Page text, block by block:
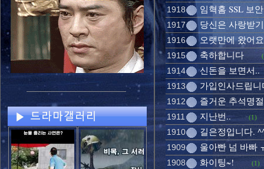
1918 임혁홈 SSL 보
1917 당신은 사랑받
1916 오랫만에 왔어요
1915 축하합니다
1914 신돈을 보면서..
1913 가입인사드립니
1912 즐거운 추석명
1911 지난번.. (1)
1910 길은정입니다.
1909 울아빤 넘 바빠
1908 화이팅~! (1)